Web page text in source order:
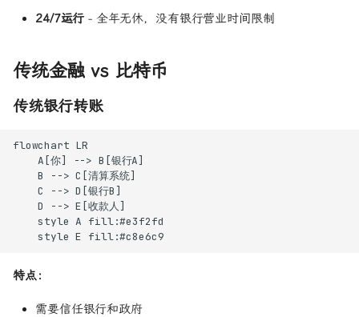
24/7运行 - 全年无休，没有银行营业时间限制
传统金融 vs 比特币
传统银行转账
flowchart LR
    A[你] --> B[银行A]
    B --> C[清算系统]
    C --> D[银行B]
    D --> E[收款人]
    style A fill:#e3f2fd
    style E fill:#c8e6c9
特点：
需要信任银行和政府